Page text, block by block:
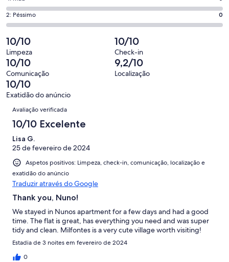
significa
“Excelente”.
5
de
5
avaliações.
que
significa
0
de
5
avaliações.
6,
o
que
significa
“Razoável”.
0
de
5
avaliações.
de
4,
que
significa
“Mau”.
0
de
5
avaliações.
Pontuação
de
2,
o
que
significa
“Péssimo”.
0
avaliações.
2: Péssimo 0
10/10
Limpeza
10/10
Check-in
10/10
Comunicação
9,2/10
Localização
10/10
Exatidão do anúncio
Avaliações
Avaliação verificada
10/10 Excelente
Lisa G.
25 de fevereiro de 2024
Aspetos positivos: Limpeza, check-in, comunicação, localização e
exatidão do anúncio
Traduzir através do Google
Thank you, Nuno!
We stayed in Nunos apartment for a few days and had a good
time. The flat is great, has everything you need and was super
tidy and clean. Milfontes is a very cute village worth visiting!
Estadia de 3 noites em fevereiro de 2024
0